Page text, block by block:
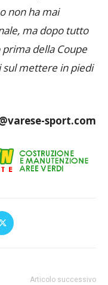
non ha mai
ma dopo tutto
della Coupe
sul mettere in piedi
sport.com
Articolo successivo